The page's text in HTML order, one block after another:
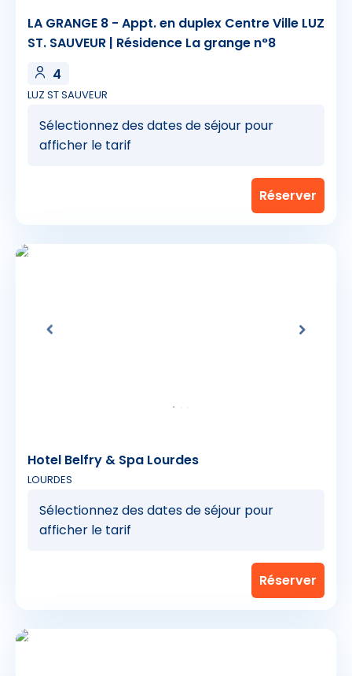
LA GRANGE 8 - Appt. en duplex Centre Ville LUZ
ST. SAUVEUR | Résidence La grange n°8
4
LUZ ST SAUVEUR
Sélectionnez des dates de séjour pour
afficher le tarif
Hotel Belfry & Spa Lourdes
LOURDES
Sélectionnez des dates de séjour pour
afficher le tarif